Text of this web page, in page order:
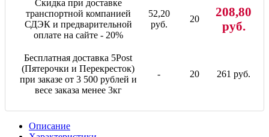
Скидка при доставке
транспортной компанией
СДЭК и предварительной
оплате на сайте - 20%
52,20
руб.
20
208,80
руб.
Бесплатная доставка 5Post
(Пятерочки и Перекресток)
при заказе от 3 500 рублей и
весе заказа менее 3кг
- 20 261 руб.
Описание